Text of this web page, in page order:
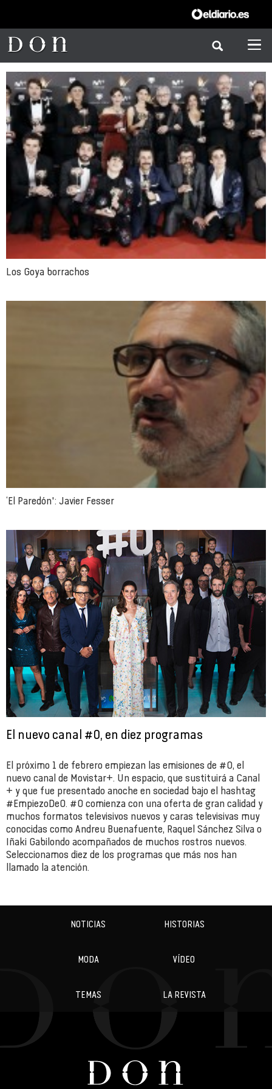
Los Goya borrachos
‘El Paredón': Javier Fesser
El nuevo canal #0, en diez programas
El próximo 1 de febrero empiezan las emisiones de #0, el
nuevo canal de Movistar+. Un espacio, que sustituirá a Canal
+ y que fue presentado anoche en sociedad bajo el hashtag
#EmpiezoDe0. #0 comienza con una oferta de gran calidad y
muchos formatos televisivos nuevos y caras televisivas muy
conocidas como Andreu Buenafuente, Raquel Sánchez Silva o
Iñaki Gabilondo acompañados de muchos rostros nuevos.
Seleccionamos diez de los programas que más nos han
llamado la atención.
NOTICIAS HISTORIAS
MODA VÍDEO
TEMAS LA REVISTA